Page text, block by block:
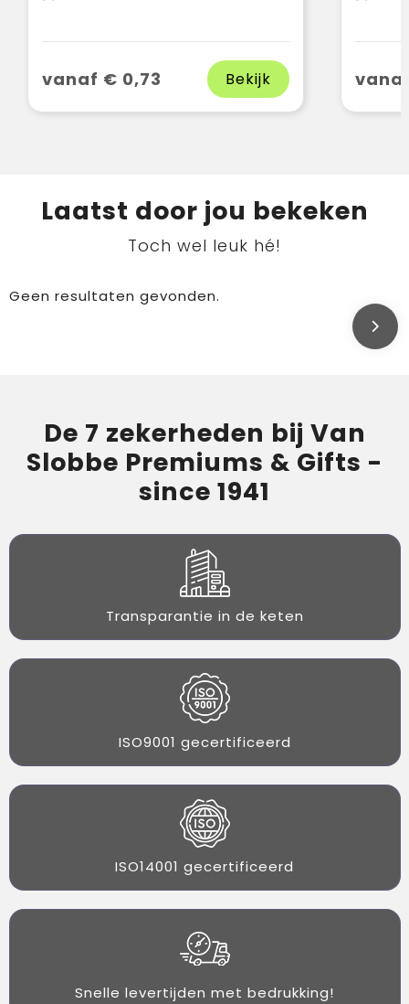
vanaf € 0,73 Bekijk
Laatst door jou bekeken
Toch wel leuk hé!
Geen resultaten gevonden.
De 7 zekerheden bij Van
Slobbe Premiums & Gifts -
since 1941
Transparantie in de keten
ISO9001 gecertificeerd
ISO14001 gecertificeerd
Snelle levertijden met bedrukking!